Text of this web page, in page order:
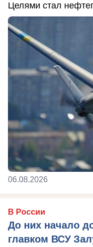
Целями стал
06.08.2026
В России
До них начало
главком ВСУ